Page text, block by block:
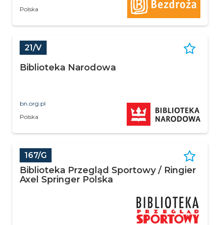
Polska
21/V
Biblioteka Narodowa
bn.org.pl
Polska
167/G
Biblioteka Przegląd Sportowy / Ringier
Axel Springer Polska